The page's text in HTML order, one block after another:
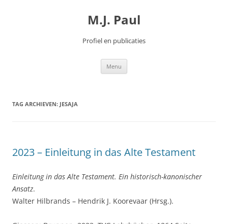
M.J. Paul
Profiel en publicaties
Menu
TAG ARCHIEVEN: JESAJA
2023 – Einleitung in das Alte Testament
Einleitung in das Alte Testament. Ein historisch-kanonischer
Ansatz.
Walter Hilbrands – Hendrik J. Koorevaar (Hrsg.).